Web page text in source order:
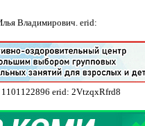
Владимирович. erid:
erid: 2VtzqxRfrd8